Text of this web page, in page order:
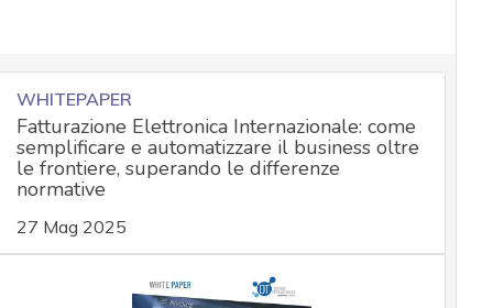
WHITEPAPER
Fatturazione Elettronica Internazionale: come
semplificare e automatizzare il business oltre
le frontiere, superando le differenze
normative
27 Mag 2025